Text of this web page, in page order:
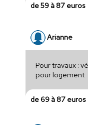
de 59 à 87 euros
Arianne
Pour travaux :
pour logement
de 69 à 87 euros